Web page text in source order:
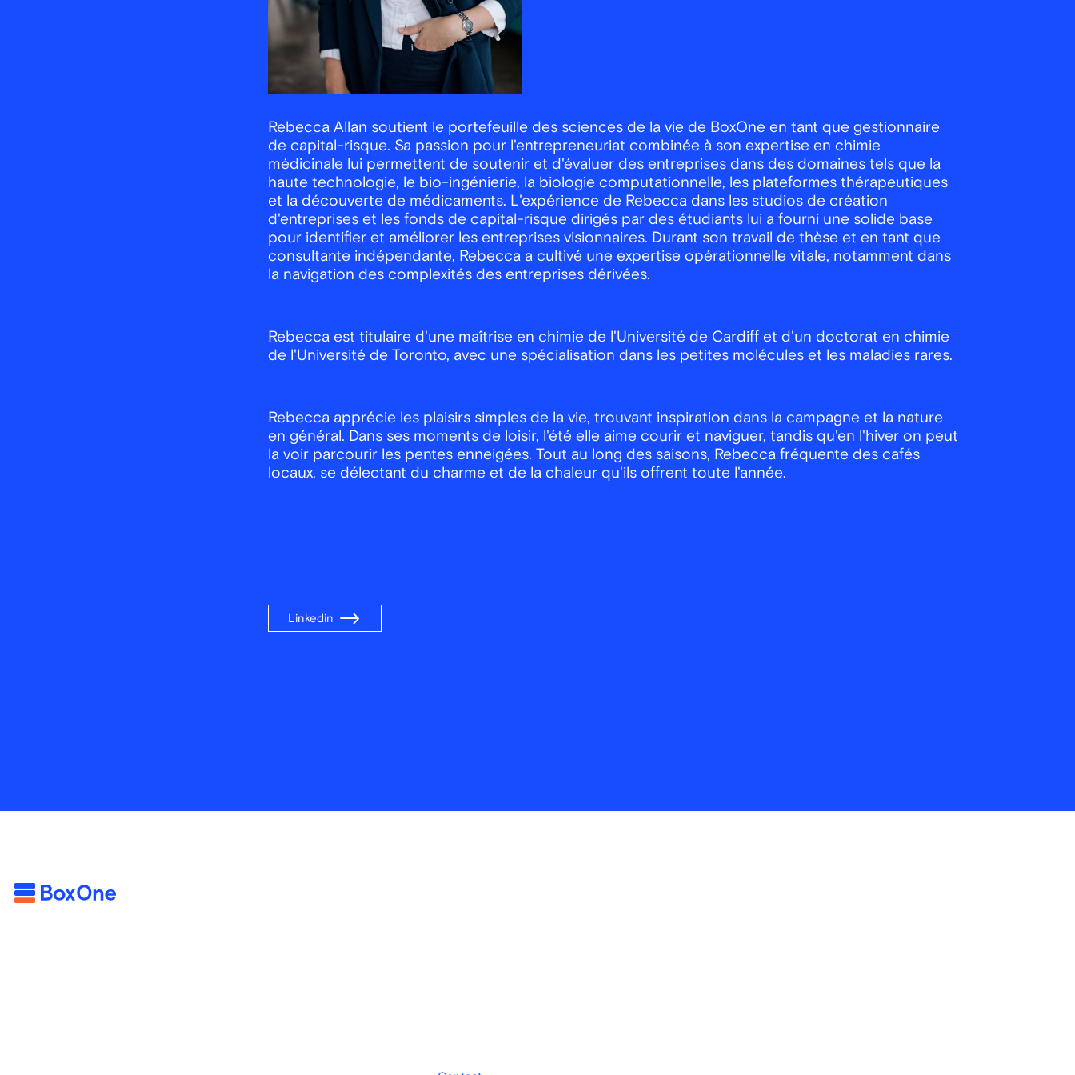
Rebecca Allan soutient le portefeuille des sciences de la vie de BoxOne en tant que gestionnaire
de capital-risque. Sa passion pour l'entrepreneuriat combinée à son expertise en chimie
médicinale lui permettent de soutenir et d'évaluer des entreprises dans des domaines tels que la
haute technologie, le bio-ingénierie, la biologie computationnelle, les plateformes thérapeutiques
et la découverte de médicaments. L'expérience de Rebecca dans les studios de création
d'entreprises et les fonds de capital-risque dirigés par des étudiants lui a fourni une solide base
pour identifier et améliorer les entreprises visionnaires. Durant son travail de thèse et en tant que
consultante indépendante, Rebecca a cultivé une expertise opérationnelle vitale, notamment dans
la navigation des complexités des entreprises dérivées.
Rebecca est titulaire d'une maîtrise en chimie de l'Université de Cardiff et d'un doctorat en chimie
de l'Université de Toronto, avec une spécialisation dans les petites molécules et les maladies rares.
Rebecca apprécie les plaisirs simples de la vie, trouvant inspiration dans la campagne et la nature
en général. Dans ses moments de loisir, l'été elle aime courir et naviguer, tandis qu'en l'hiver on peut
la voir parcourir les pentes enneigées. Tout au long des saisons, Rebecca fréquente des cafés
locaux, se délectant du charme et de la chaleur qu'ils offrent toute l'année.
Linkedin